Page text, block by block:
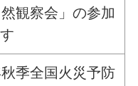
観察会」の参加
秋季全国火災予防